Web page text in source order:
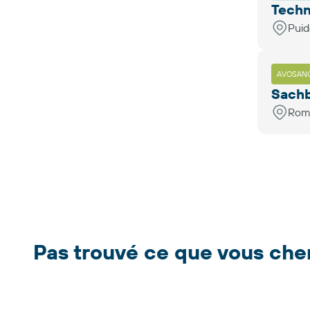
Pas trouvé ce que vous